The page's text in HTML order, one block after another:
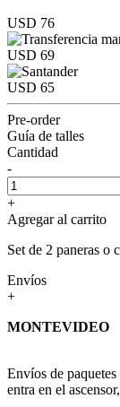
USD 76
USD 69
USD 65
Pre-order
Guía de talles
Cantidad
-
+
Agregar al carrito
Set de 2 paneras o
Envíos
+
MONTEVIDEO
Envíos de
entra en el